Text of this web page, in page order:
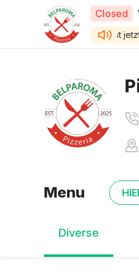
Closed
Unsere neue Website ist
Menu
Diverse